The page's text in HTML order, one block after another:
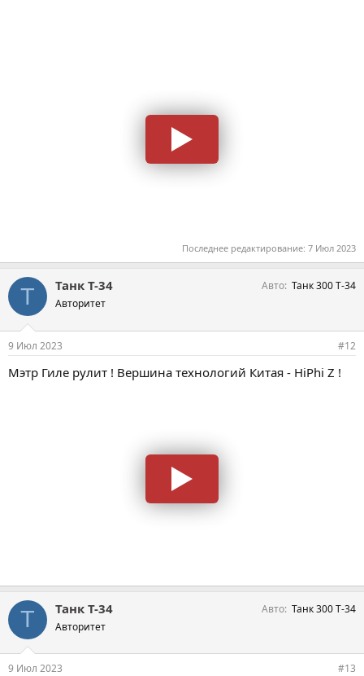
Последнее редактирование: 7 Июл 2023
Т Танк Т-34
Авторитет
Авто Танк 300 Т-34
9 Июл 2023 #12
Мэтр Гиле рулит ! Вершина технологий Китая - HiPhi Z !
Т Танк Т-34
Авторитет
Авто Танк 300 Т-34
9 Июл 2023 #13